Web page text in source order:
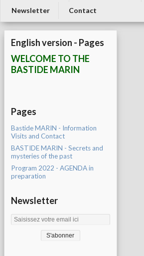
Newsletter
Contact
English version - Pages
WELCOME TO THE
BASTIDE MARIN
Pages
Bastide MARIN - Information
Visits and Contact
BASTIDE MARIN - Secrets and
mysteries of the past
Program 2022 - AGENDA in
preparation
Newsletter